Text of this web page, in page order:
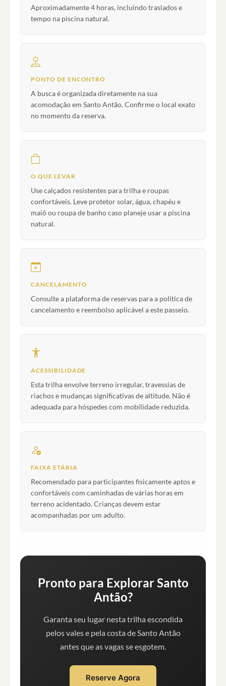
Aproximadamente 4 horas, incluindo traslados e
tempo na piscina natural.
PONTO DE ENCONTRO
A busca é organizada diretamente na sua
acomodação em Santo Antão. Confirme o local exato
no momento da reserva.
O QUE LEVAR
Use calçados resistentes para trilha e roupas
confortáveis. Leve protetor solar, água, chapéu e
maiô ou roupa de banho caso planeje usar a piscina
natural.
CANCELAMENTO
Consulte a plataforma de reservas para a política de
cancelamento e reembolso aplicável a este passeio.
ACESSIBILIDADE
Esta trilha envolve terreno irregular, travessias de
riachos e mudanças significativas de altitude. Não é
adequada para hóspedes com mobilidade reduzida.
FAIXA ETÁRIA
Recomendado para participantes fisicamente aptos e
confortáveis com caminhadas de várias horas em
terreno acidentado. Crianças devem estar
acompanhadas por um adulto.
Pronto para Explorar Santo
Antão?
Garanta seu lugar nesta trilha escondida
pelos vales e pela costa de Santo Antão
antes que as vagas se esgotem.
Reserve Agora